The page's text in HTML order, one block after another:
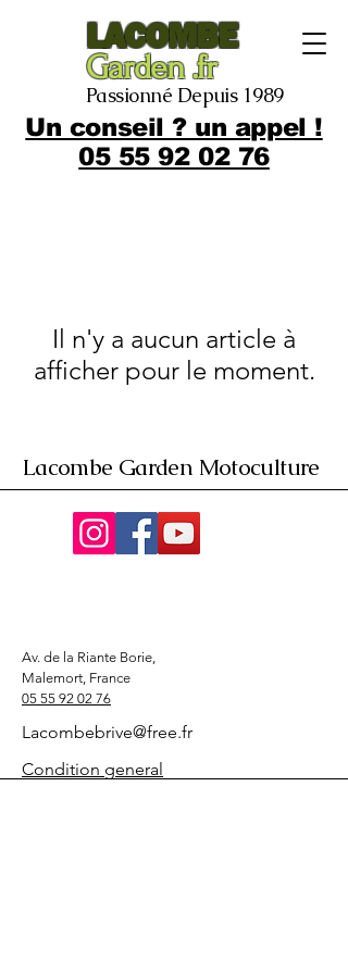
LACOMBE
Garden .fr
Passionné Depuis 1989
Un conseil ? un appel !
05 55 92 02 76
Il n'y a aucun article à
afficher pour le moment.
Lacombe Garden Motoculture
Av. de la Riante Borie,
Malemort, France
05 55 92 02 76
Lacombebrive@free.fr
Condition general